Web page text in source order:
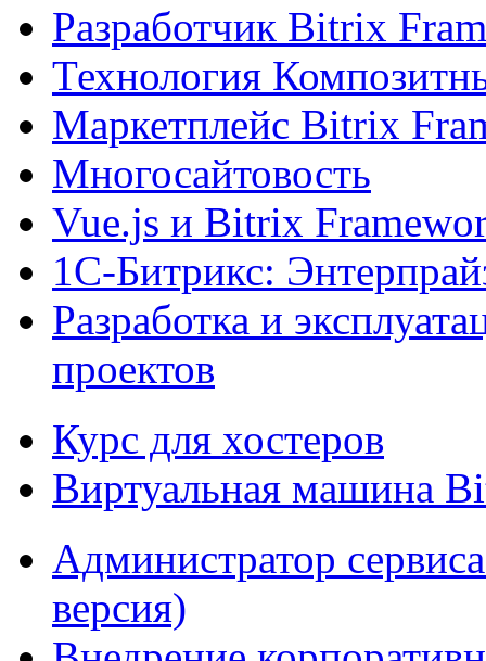
Разработчик Bitrix
Технология
Маркетплейс Bitrix
Многосайтовость
Vue.js и Bitrix
1С-Битрикс:
Разработка и
проектов
Курс для хостеров
Виртуальная машина
Администратор
версия)